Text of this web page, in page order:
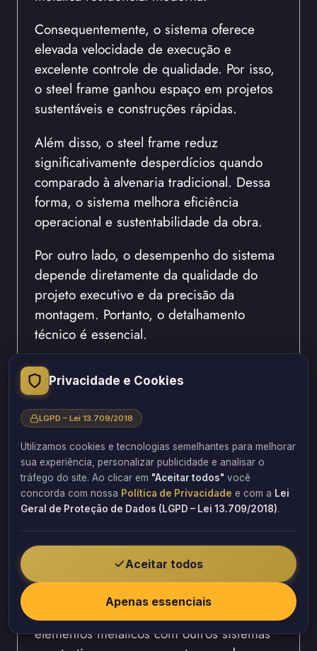
Consequentemente, o sistema oferece
elevada velocidade de execução e
excelente controle de qualidade. Por isso,
o steel frame ganhou espaço em projetos
sustentáveis e construções rápidas.
Além disso, o steel frame reduz
significativamente desperdícios quando
comparado à alvenaria tradicional. Dessa
forma, o sistema melhora eficiência
operacional e sustentabilidade da obra.
Por outro lado, o desempenho do sistema
depende diretamente da qualidade do
projeto executivo e da precisão da
montagem. Portanto, o detalhamento
técnico é essencial.
Além disso, o steel frame apresenta
excelente desempenho térmico e acústico
quando combinado com sistemas
adequados de fechamento.
Consequentemente, o conforto residencial
pode ser ampliado significativamente.
Por isso, o sistema é amplamente utilizado
em residências unifamiliares, sobrados e
Estruturas híbridas residenciais
As estruturas híbridas combinam
elementos metálicos com outros sistemas
Privacidade e Cookies
LGPD – Lei 13.709/2018
Utilizamos cookies e tecnologias semelhantes para melhorar
sua experiência, personalizar publicidade e analisar o
tráfego do site. Ao clicar em "Aceitar todos" você
concorda com nossa Política de Privacidade e com a Lei
Geral de Proteção de Dados (LGPD – Lei 13.709/2018).
Aceitar todos
Apenas essenciais